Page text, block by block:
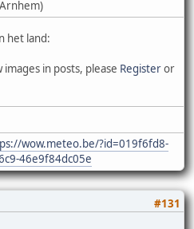
het land:
in posts, please Registeror
wow.meteo.be/?id=019f6fd8-
46e9f84dc05e
#131